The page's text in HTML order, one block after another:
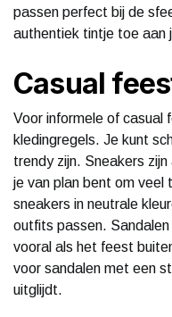
passen perfect bij de
authentiek tintje toe aan
Casual
Voor informele of casual
kledingregels. Je kunt
trendy zijn. Sneakers
je van plan bent om veel
sneakers in neutrale
outfits passen. Sandalen
vooral als het feest
voor sandalen met een
uitglijdt.